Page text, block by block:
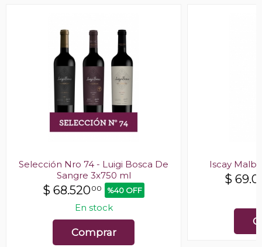
Selección Nro 74 - Luigi Bosca De
Sangre 3x750 ml
$ 68.52000 %40 OFF
En stock
Comprar
Iscay
$